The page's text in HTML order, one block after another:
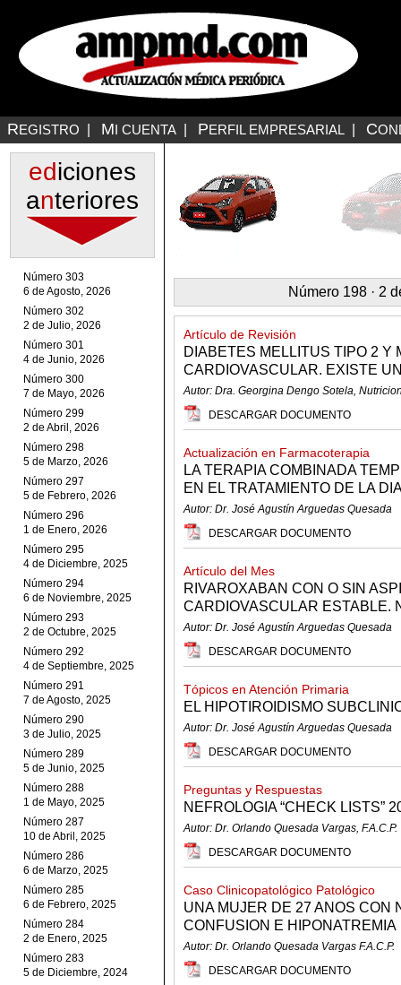
REGISTRO MI CUENTA PERFIL EMPRESARIAL C
ediciones
anteriores
Número 303
6 de Agosto, 2026
Número 302
2 de Julio, 2026
Número 301
4 de Junio, 2026
Número 300
7 de Mayo, 2026
Número 299
2 de Abril, 2026
Número 298
5 de Marzo, 2026
Número 297
5 de Febrero, 2026
Número 296
1 de Enero, 2026
Número 295
4 de Diciembre, 2025
Número 294
6 de Noviembre, 2025
Número 293
2 de Octubre, 2025
Número 292
4 de Septiembre, 2025
Número 291
7 de Agosto, 2025
Número 290
3 de Julio, 2025
Número 289
5 de Junio, 2025
Número 288
1 de Mayo, 2025
Número 287
10 de Abril, 2025
Número 286
6 de Marzo, 2025
Número 285
6 de Febrero, 2025
Número 284
2 de Enero, 2025
Número 283
5 de Diciembre, 2024
Número 198 · 2
Artículo de Revisión
DIABETES MELLITUS TIPO 2 Y
CARDIOVASCULAR. EXISTE
Autor: Dra. Georgina Dengo Sotela,
DESCARGAR DOCUMENTO
Actualización en Farmacoterapia
LA TERAPIA COMBINADA
EN EL TRATAMIENTO DE LA
Autor: Dr. José Agustín Arguedas Quesada
DESCARGAR DOCUMENTO
Artículo del Mes
RIVAROXABAN CON O SIN
CARDIOVASCULAR ESTABLE.
Autor: Dr. José Agustín Arguedas Quesada
DESCARGAR DOCUMENTO
Tópicos en Atención Primaria
EL HIPOTIROIDISMO
Autor: Dr. José Agustín Arguedas Quesada
DESCARGAR DOCUMENTO
Preguntas y Respuestas
NEFROLOGIA “CHECK LISTS”
Autor: Dr. Orlando Quesada Vargas, F.A.C.P.
DESCARGAR DOCUMENTO
Caso Clinicopatológico Patológico
UNA MUJER DE 27 ANOS CON
CONFUSION E HIPONATREMIA
Autor: Dr. Orlando Quesada Vargas F.A.C.P.
DESCARGAR DOCUMENTO